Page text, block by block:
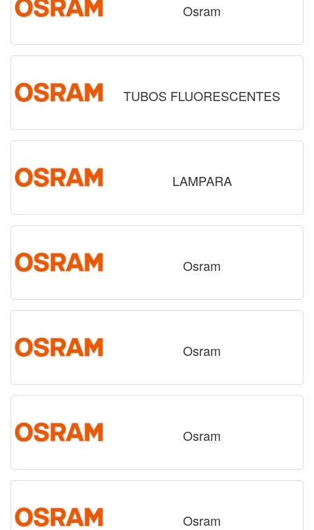
Osram
TUBOS FLUORESCENTES
LAMPARA
Osram
Osram
Osram
Osram